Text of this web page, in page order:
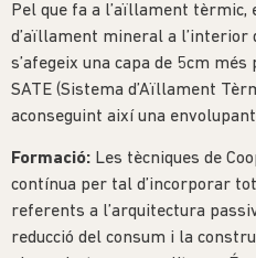
Pel que fa a l’aïllament tèrmic,
d’aïllament mineral a l’interior
s’afegeix una capa de 5cm
SATE (Sistema d’Aïllament
aconseguint així una
Formació: Les tècniques de
contínua per tal d’incorporar
referents a l’arquitectura
reducció del consum i la